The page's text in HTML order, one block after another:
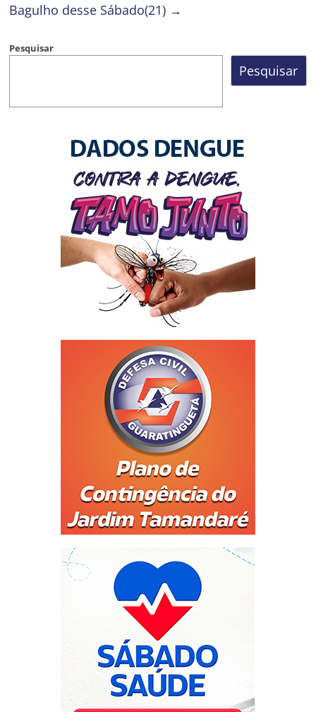
Bagulho desse Sábado(21) →
Pesquisar
Pesquisar